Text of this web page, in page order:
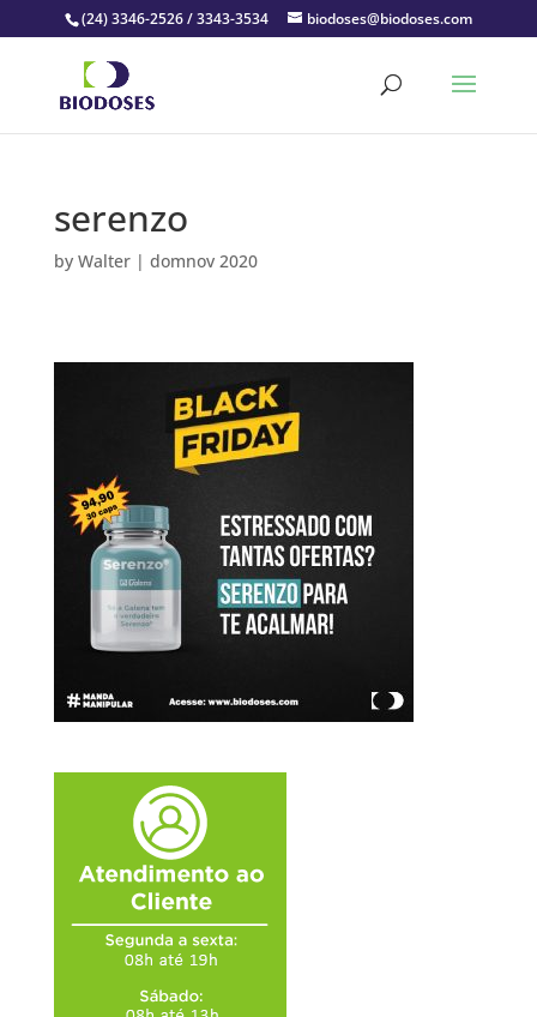
(24) 3346-2526 / 3343-3534 biodoses@biodoses.com
serenzo
by Walter| domnov 2020